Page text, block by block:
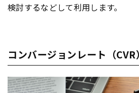
検討するなどして利用します。
コンバージョンレート（